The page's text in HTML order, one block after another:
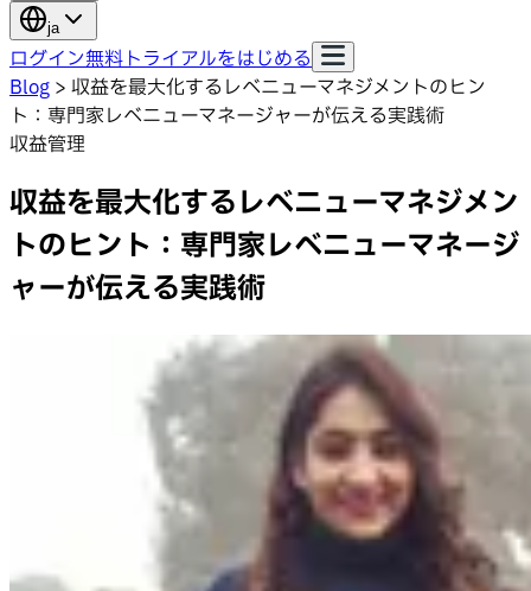
ja
ログイン無料トライアルをはじめる
Blog > 収益を最大化するレベニューマネジメントのヒン
ト：専門家レベニューマネージャーが伝える実践術
収益管理
収益を最大化するレベニューマネジメン
トのヒント：専門家レベニューマネージ
ャーが伝える実践術